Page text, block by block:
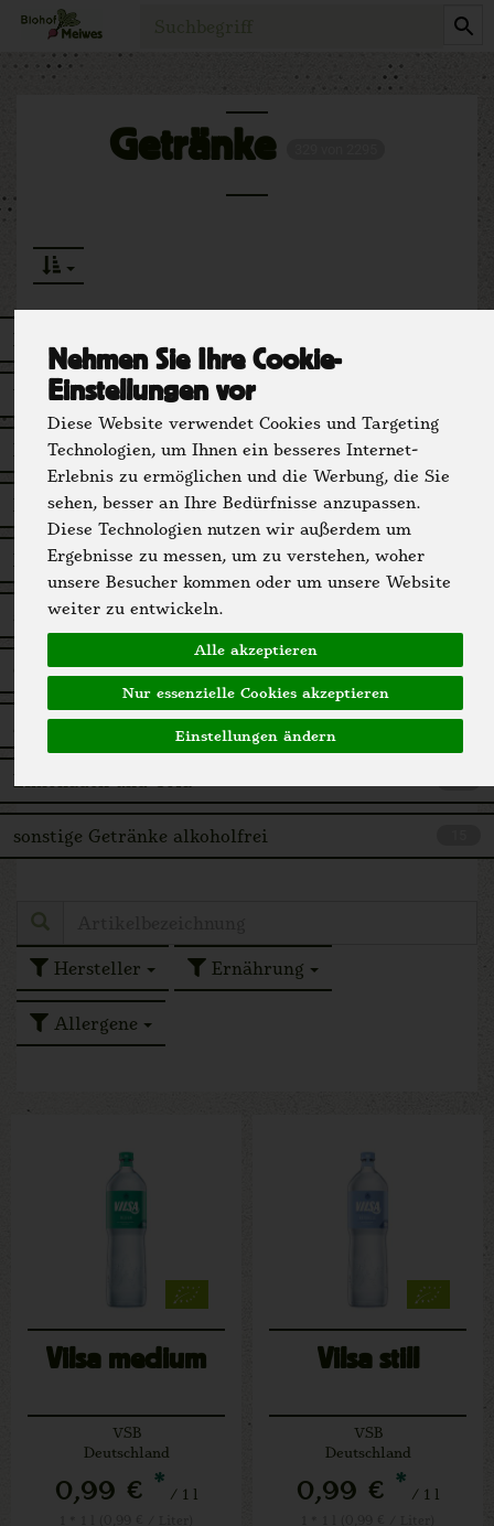
Nehmen Sie Ihre Cookie-
Einstellungen vor
Diese Website verwendet Cookies und Targeting
Technologien, um Ihnen ein besseres Internet-
Erlebnis zu ermöglichen und die Werbung, die Sie
sehen, besser an Ihre Bedürfnisse anzupassen.
Diese Technologien nutzen wir außerdem um
Ergebnisse zu messen, um zu verstehen, woher
unsere Besucher kommen oder um unsere Website
weiter zu entwickeln.
Alle akzeptieren
Nur essenzielle Cookies akzeptieren
Einstellungen ändern
Produkt
Getränke
Rotwein
Weißwein
Rosèwein
Bier
Bier und Wein alkoholfrei
sonstige alkoholische Getränke
20
Getreidedrinks
46
Säfte und Schorlen
Limonaden und Cola
sonstige Getränke alkoholfrei
Hersteller Ernährung
Allergene
Vilsa medium
VSB
Deutschland
0,99 € * / 1 l
Vilsa still
VSB
Deutschland
0,99 € * / 1 l